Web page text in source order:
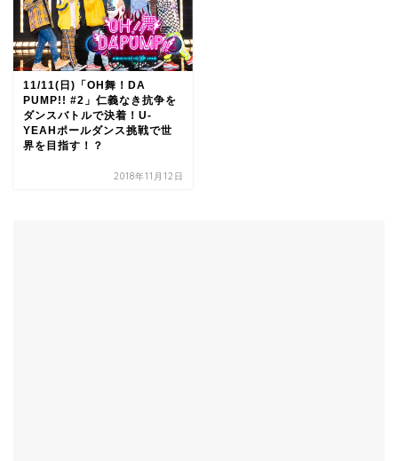
11/11(日)「OH舞！DA
PUMP!! #2」仁義なき抗争を
ダンスバトルで決着！U-
YEAHポールダンス挑戦で世
界を目指す！？
2018年11月12日